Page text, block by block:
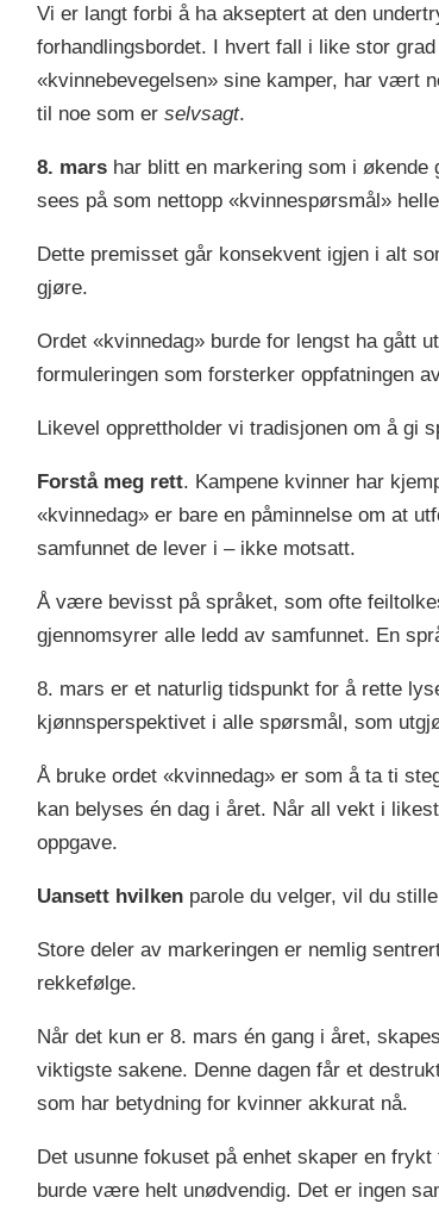
Vi er langt forbi å ha akseptert at den
forhandlingsbordet. I hvert fall i like stor
«kvinnebevegelsen» sine kamper, har vært
til noe som er selvsagt.
8. marshar blitt en markering som i økende
sees på som nettopp «kvinnespørsmål»
Dette premisset går konsekvent igjen i alt
gjøre.
Ordet «kvinnedag» burde for lengst ha gått
formuleringen som forsterker oppfatningen
Likevel opprettholder vi tradisjonen om å gi
Forstå meg rett. Kampene kvinner har
«kvinnedag» er bare en påminnelse om at
samfunnet de lever i – ikke motsatt.
Å være bevisst på språket, som ofte
gjennomsyrer alle ledd av samfunnet. En
8. mars er et naturlig tidspunkt for å rette
kjønnsperspektivet i alle spørsmål, som
Å bruke ordet «kvinnedag» er som å ta ti
kan belyses én dag i året. Når all vekt i
oppgave.
Uansett hvilkenparole du velger, vil du
Store deler av markeringen er nemlig
rekkefølge.
Når det kun er 8. mars én gang i året,
viktigste sakene. Denne dagen får et
som har betydning for kvinner akkurat nå.
Det usunne fokuset på enhet skaper en
burde være helt unødvendig. Det er ingen